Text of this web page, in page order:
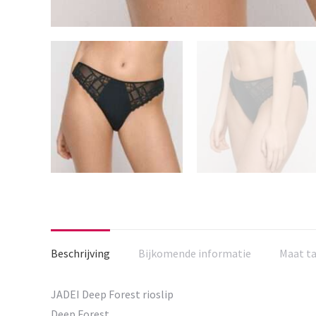
Beschrijving Bijkomende informatie Maat
JADEI Deep Forest rioslip